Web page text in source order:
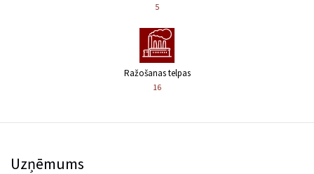
5
Ražošanas telpas
16
Uzņēmums